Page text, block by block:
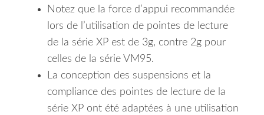
Notez que la force d’appui recommandée
lors de l’utilisation de pointes de lecture
de la série XP est de 3g, contre 2g pour
celles de la série VM95.
La conception des suspensions et la
compliance des pointes de lecture de la
série XP ont été adaptées à une utilisation